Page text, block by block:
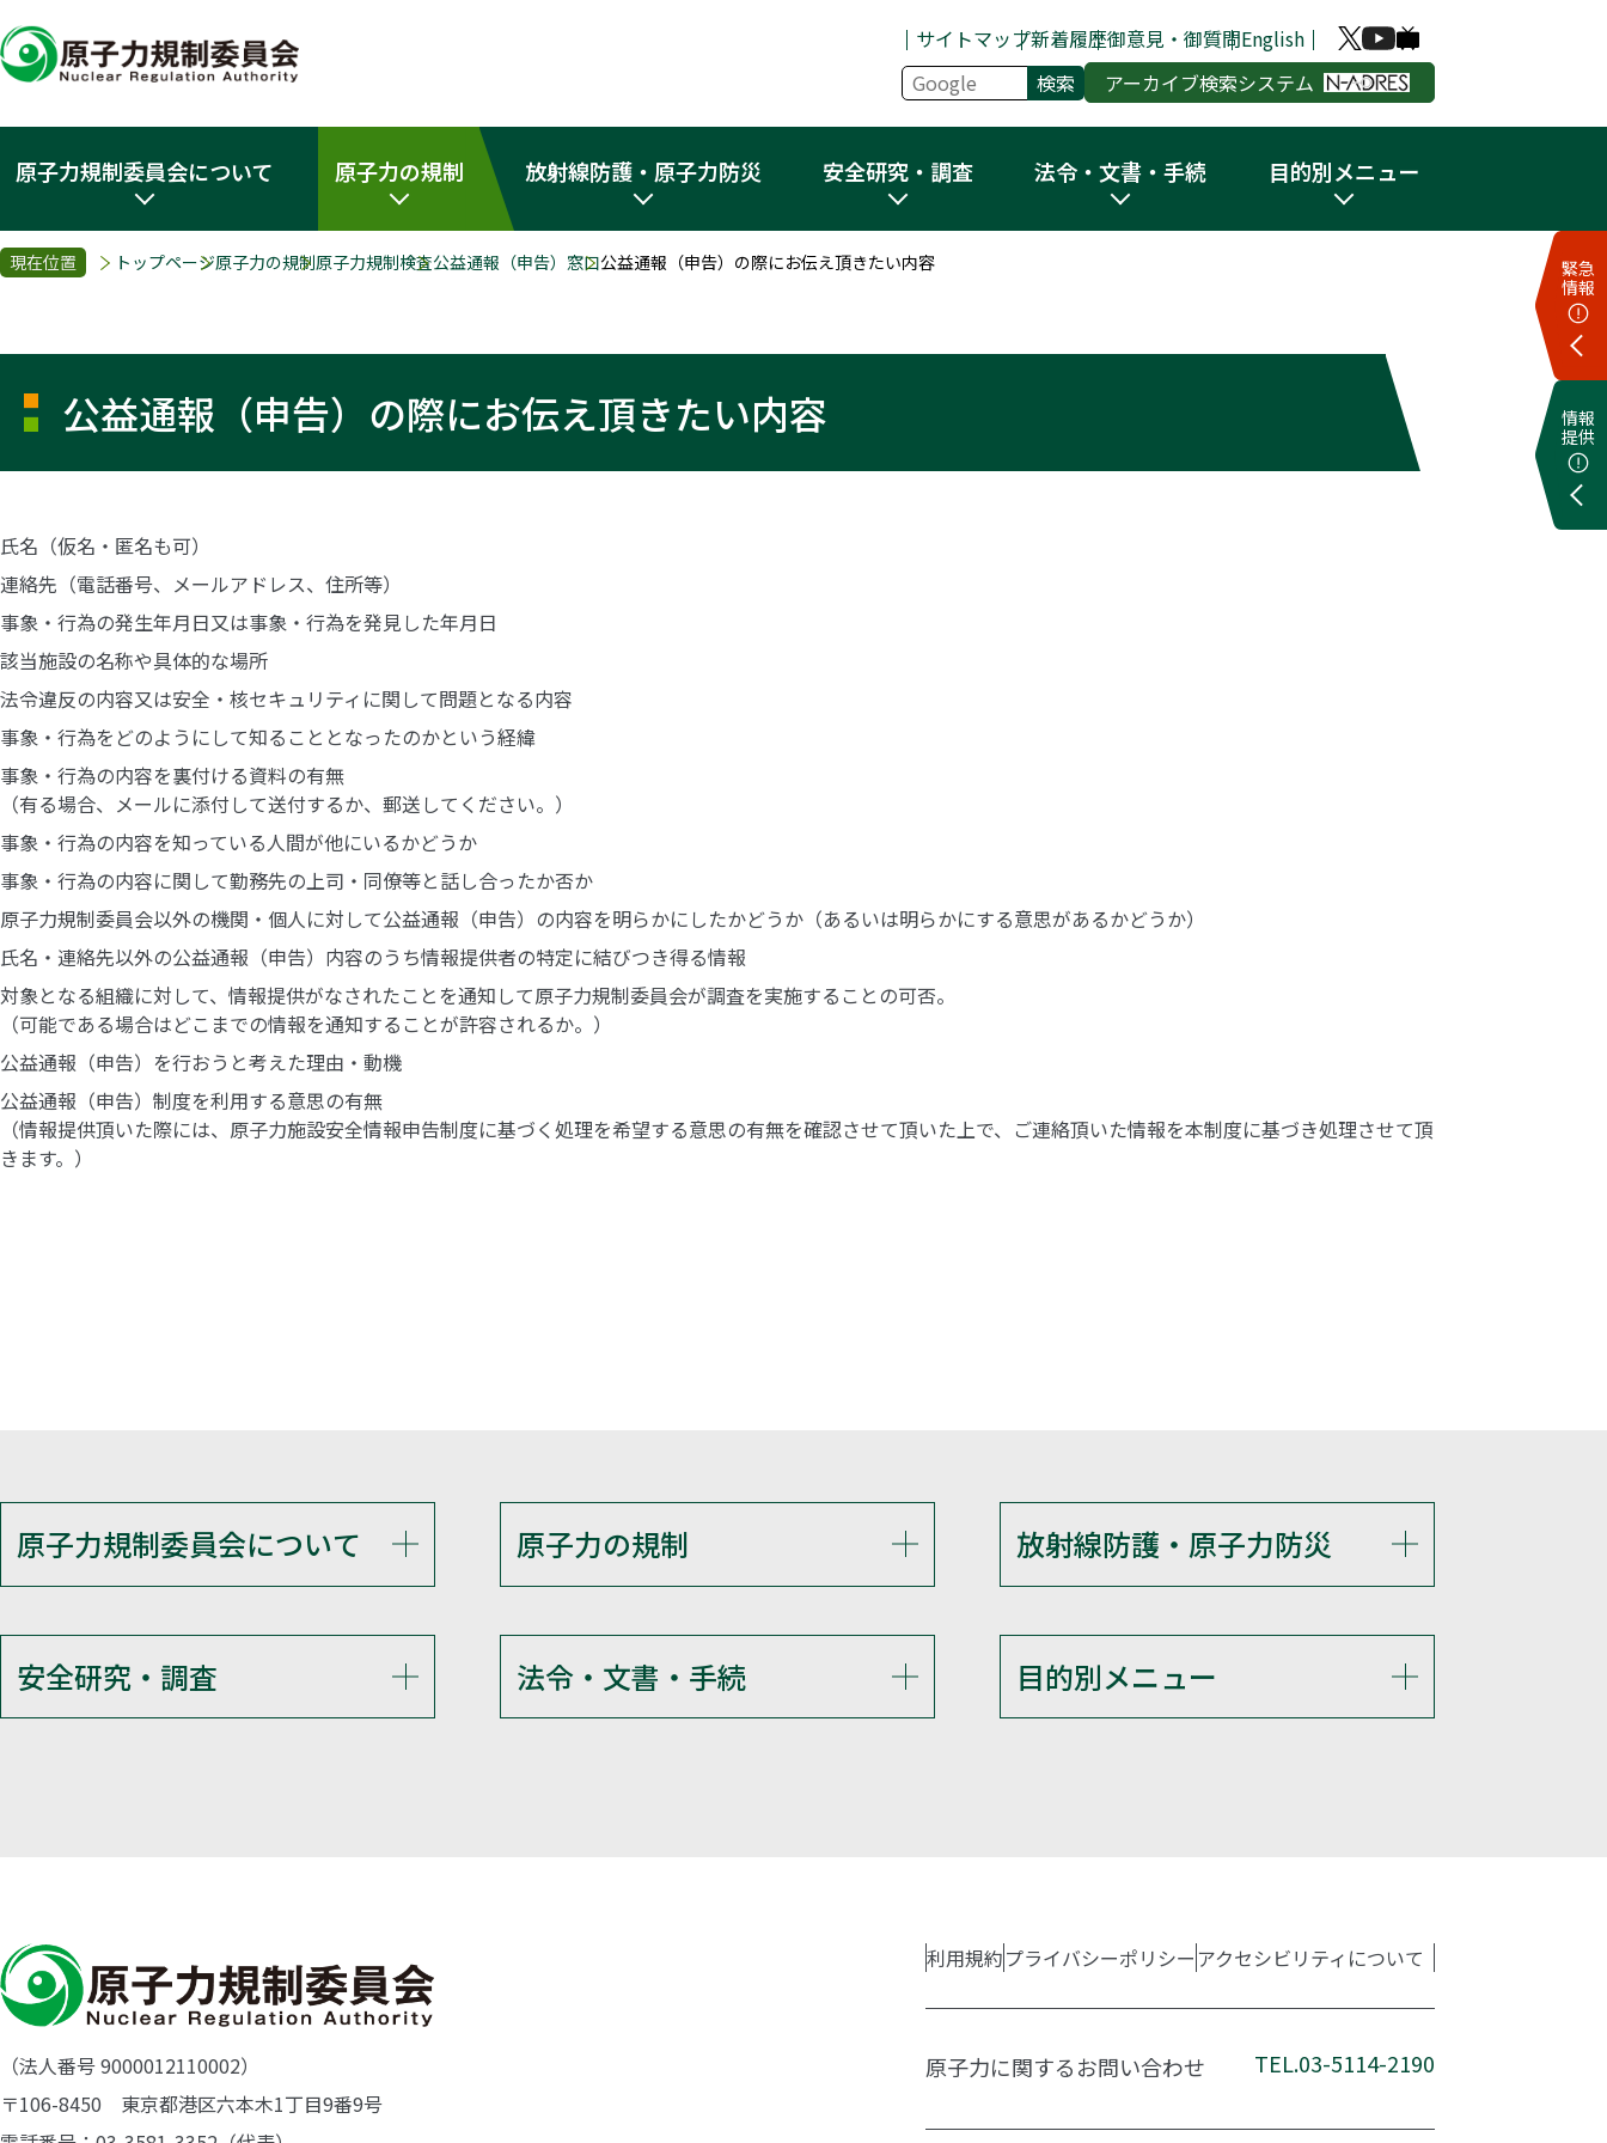
サイトマップ新着履歴御意見・御質問English
アーカイブ検索システム
原子力規制委員会について 原子力の規制 放射線防護・原子力防災 安全研究・調査 法令・文書・手続 目的別メニュー
緊急
情報
情報
提供
現在位置 トップページ原子力の規制原子力規制検査公益通報（申告）窓口公益通報（申告）の際にお伝え頂きたい内容
公益通報（申告）の際にお伝え頂きたい内容
氏名（仮名・匿名も可）
連絡先（電話番号、メールアドレス、住所等）
事象・行為の発生年月日又は事象・行為を発見した年月日
該当施設の名称や具体的な場所
法令違反の内容又は安全・核セキュリティに関して問題となる内容
事象・行為をどのようにして知ることとなったのかという経緯
事象・行為の内容を裏付ける資料の有無
（有る場合、メールに添付して送付するか、郵送してください。）
事象・行為の内容を知っている人間が他にいるかどうか
事象・行為の内容に関して勤務先の上司・同僚等と話し合ったか否か
原子力規制委員会以外の機関・個人に対して公益通報（申告）の内容を明らかにしたかどうか（あるいは明らかにする意思があるかどうか）
氏名・連絡先以外の公益通報（申告）内容のうち情報提供者の特定に結びつき得る情報
対象となる組織に対して、情報提供がなされたことを通知して原子力規制委員会が調査を実施することの可否。
（可能である場合はどこまでの情報を通知することが許容されるか。）
公益通報（申告）を行おうと考えた理由・動機
公益通報（申告）制度を利用する意思の有無
（情報提供頂いた際には、原子力施設安全情報申告制度に基づく処理を希望する意思の有無を確認させて頂いた上で、ご連絡頂いた情報を本制度に基づき処理させて頂
きます。）
原子力規制委員会について 原子力の規制 放射線防護・原子力防災
安全研究・調査 法令・文書・手続 目的別メニュー
（法人番号 9000012110002）
〒106-8450 東京都港区六本木1丁目9番9号
利用規約プライバシーポリシーアクセシビリティについて
原子力に関するお問い合わせ TEL.03-5114-2190